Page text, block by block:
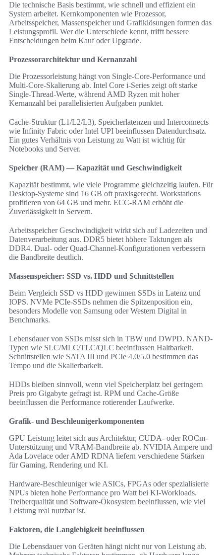
Die technische Basis bestimmt, wie schnell und effizient ein
System arbeitet. Kernkomponenten wie Prozessor,
Arbeitsspeicher, Massenspeicher und Grafiklösungen formen das
Leistungsprofil. Wer die Unterschiede kennt, trifft bessere
Entscheidungen beim Kauf oder Upgrade.
Prozessorarchitektur und Kernanzahl
Die Prozessorleistung hängt von Single-Core-Performance und
Multi-Core-Skalierung ab. Intel Core i-Series zeigt oft starke
Single-Thread-Werte, während AMD Ryzen mit hoher
Kernanzahl bei parallelisierten Aufgaben punktet.
Cache-Struktur (L1/L2/L3), Speicherlatenzen und Interconnects
wie Infinity Fabric oder Intel UPI beeinflussen Datendurchsatz.
Ein gutes Verhältnis von Leistung zu Watt ist wichtig für
Notebooks und Server.
Speicher (RAM) — Kapazität und Geschwindigkeit
Kapazität bestimmt, wie viele Programme gleichzeitig laufen. Für
Desktop-Systeme sind 16 GB oft praxisgerecht. Workstations
profitieren von 64 GB und mehr. ECC-RAM erhöht die
Zuverlässigkeit in Servern.
Arbeitsspeicher Geschwindigkeit wirkt sich auf Ladezeiten und
Datenverarbeitung aus. DDR5 bietet höhere Taktungen als
DDR4. Dual- oder Quad-Channel-Konfigurationen verbessern
die Bandbreite deutlich.
Massenspeicher: SSD vs. HDD und Schnittstellen
Beim Vergleich SSD vs HDD gewinnen SSDs in Latenz und
IOPS. NVMe PCIe-SSDs nehmen die Spitzenposition ein,
besonders Modelle von Samsung oder Western Digital in
Benchmarks.
Lebensdauer von SSDs misst sich in TBW und DWPD. NAND-
Typen wie SLC/MLC/TLC/QLC beeinflussen Haltbarkeit.
Schnittstellen wie SATA III und PCIe 4.0/5.0 bestimmen das
Tempo und die Skalierbarkeit.
HDDs bleiben sinnvoll, wenn viel Speicherplatz bei geringem
Preis pro Gigabyte gefragt ist. RPM und Cache-Größe
beeinflussen die Performance rotierender Laufwerke.
Grafik- und Beschleunigerkomponenten
GPU Leistung leitet sich aus Architektur, CUDA- oder ROCm-
Unterstützung und VRAM-Bandbreite ab. NVIDIA Ampere und
Ada Lovelace oder AMD RDNA liefern verschiedene Stärken
für Gaming, Rendering und KI.
Hardware-Beschleuniger wie ASICs, FPGAs oder spezialisierte
NPUs bieten hohe Performance pro Watt bei KI-Workloads.
Treiberqualität und Software-Ökosystem beeinflussen, wie viel
Leistung real nutzbar ist.
Faktoren, die Langlebigkeit beeinflussen
Die Lebensdauer von Geräten hängt nicht nur von Leistung ab.